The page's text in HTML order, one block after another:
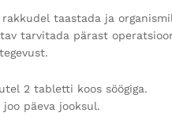
taastada ja organismil
tarvitada pärast
2 tabletti koos söögiga.
päeva jooksul.